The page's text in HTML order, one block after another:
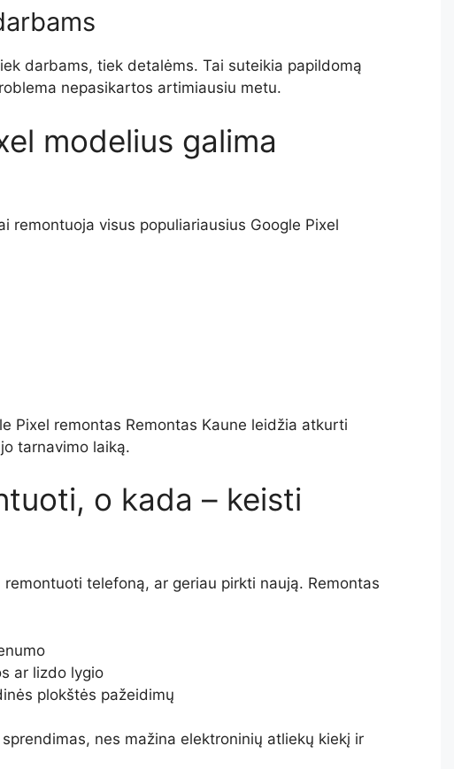
darbams, tiek detalėms. Tai suteikia papildomą
nepasikartos artimiausiu metu.
modelius galima
remontuoja visus populiariausius Google Pixel
Pixel remontas Remontas Kaune leidžia atkurti
tarnavimo laiką.
o kada – keisti
telefoną, ar geriau pirkti naują. Remontas
ar lizdo lygio
plokštės pažeidimų
nes mažina elektroninių atliekų kiekį ir